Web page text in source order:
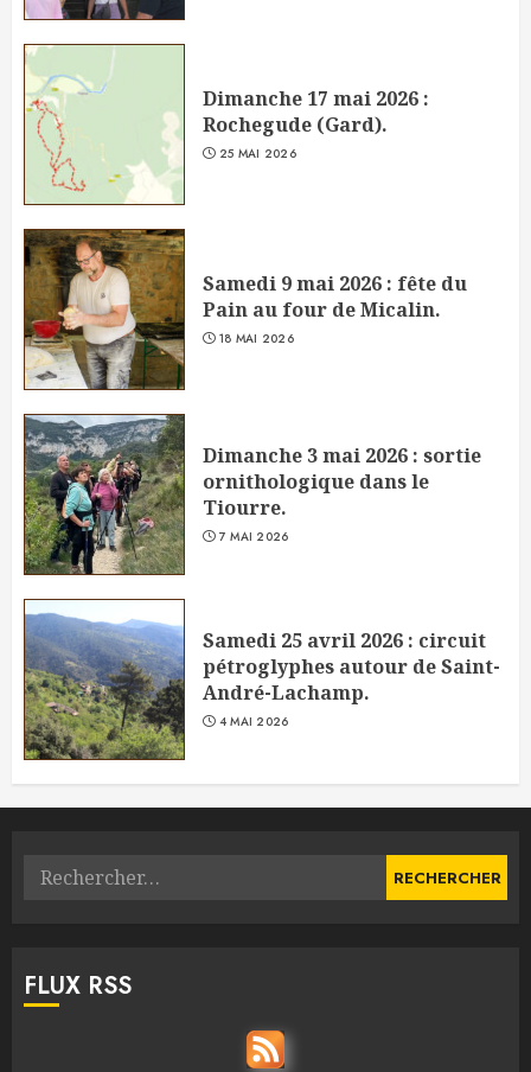
Dimanche 17 mai 2026 :
Rochegude (Gard).
25 MAI 2026
Samedi 9 mai 2026 : fête du
Pain au four de Micalin.
18 MAI 2026
Dimanche 3 mai 2026 : sortie
ornithologique dans le
Tiourre.
7 MAI 2026
Samedi 25 avril 2026 : circuit
pétroglyphes autour de Saint-
André-Lachamp.
4 MAI 2026
Rechercher :
FLUX RSS